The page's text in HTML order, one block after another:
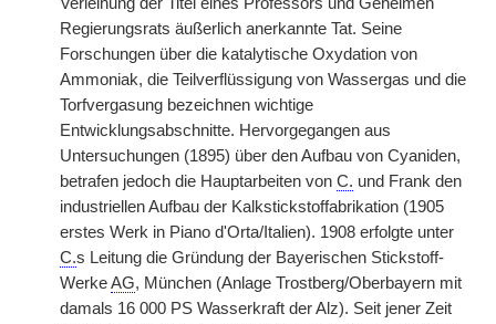
Regierungsrats äußerlich anerkannte Tat. Seine
Forschungen über die katalytische Oxydation von
Ammoniak, die Teilverflüssigung von Wassergas und die
Torfvergasung bezeichnen wichtige
Entwicklungsabschnitte. Hervorgegangen aus
Untersuchungen (1895) über den Aufbau von Cyaniden,
betrafen jedoch die Hauptarbeiten von C. und Frank den
industriellen Aufbau der Kalkstickstoffabrikation (1905
erstes Werk in Piano d'Orta/Italien). 1908 erfolgte unter
C.s Leitung die Gründung der Bayerischen Stickstoff-
WerkeAG, München (Anlage Trostberg/Oberbayern mit
damals 16 000 PS Wasserkraft der Alz). Seit jener Zeit